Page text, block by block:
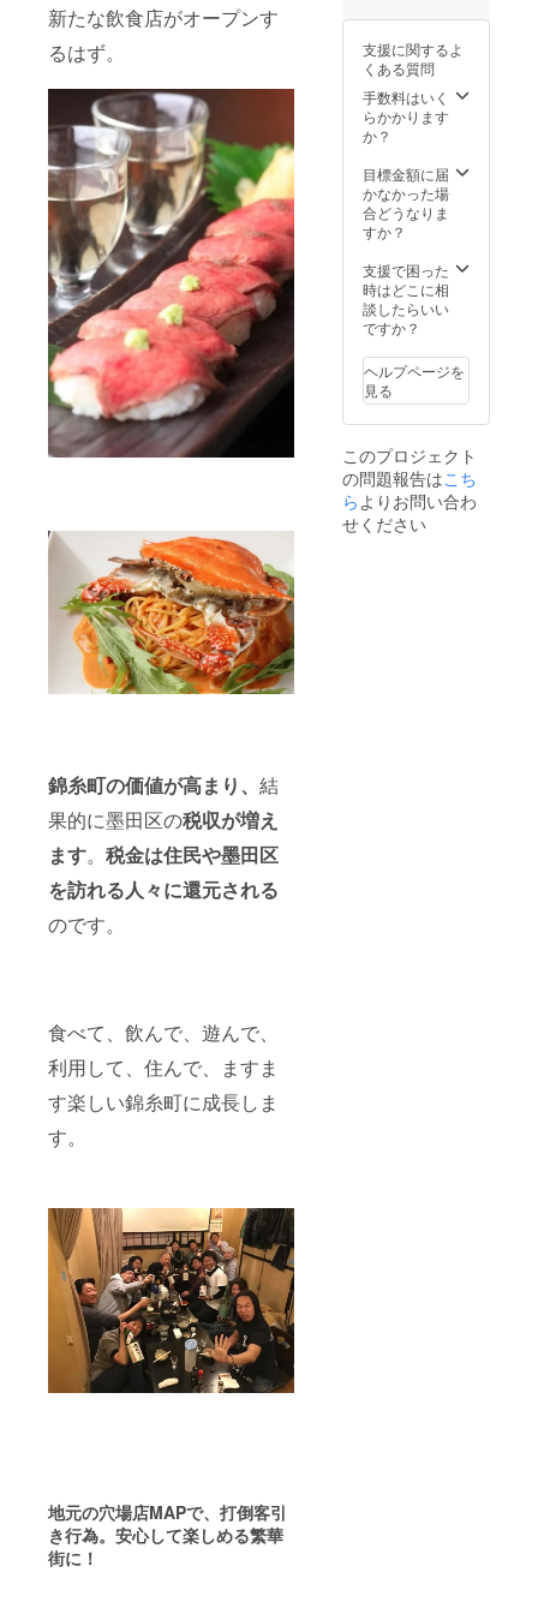
新たな飲食店がオープンす
るはず。
錦糸町の価値が高まり、 結
果的に墨田区の税収が増え
ます。 税金は住民や墨田区
を訪れる人々に還元される
のです。
食べて、飲んで、遊んで、
利用して、住んで、ますま
す楽しい錦糸町に成長しま
す。
地元の穴場店MAPで、打倒客引
き行為。安心して楽しめる繁華
街に！
紙」を
書き上
げ、吉
川英治
文学新
人賞を
た（山
田家の
ＨＰよ
状に仕
詰合せ
た
「THE
HOUSE
BY
SUMID
E」と大
量の
コー
ヒー豆
して濃
く抽出
してい
る為、
までも
牛乳で
割って
も美味
しくお
支援に関するよ
くある質問
手数料はいく
らかかります
か？
目標金額に届
かなかった場
合どうなりま
すか？
支援で困った
時はどこに相
談したらいい
ですか？
ヘルプページを
見る
このプロジェクト
の問題報告はこち
らよりお問い合わ
せください